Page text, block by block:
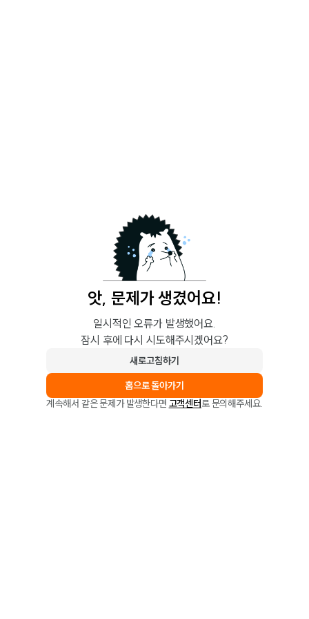
앗, 문제가 생겼어요!
일시적인 오류가 발생했어요.
잠시 후에 다시 시도해주시겠어요?
새로고침하기
홈으로 돌아가기
계속해서 같은 문제가 발생한다면 고객센터로 문의해주세요.